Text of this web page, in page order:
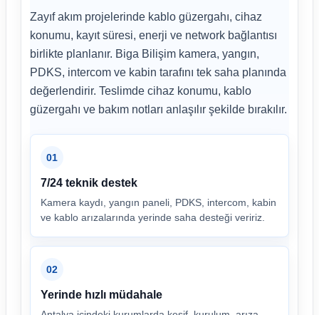
Zayıf akım projelerinde kablo güzergahı, cihaz
konumu, kayıt süresi, enerji ve network bağlantısı
birlikte planlanır. Biga Bilişim kamera, yangın,
PDKS, intercom ve kabin tarafını tek saha planında
değerlendirir. Teslimde cihaz konumu, kablo
güzergahı ve bakım notları anlaşılır şekilde bırakılır.
01
7/24 teknik destek
Kamera kaydı, yangın paneli, PDKS, intercom, kabin
ve kablo arızalarında yerinde saha desteği veririz.
02
Yerinde hızlı müdahale